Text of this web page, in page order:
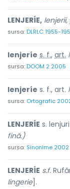
LENJERÍE, lenjerii,
sursa:DLRLC 1955-
lenjeríe s. f., art.
sursa:DOOM 2 2005
lenjeríe s. f., art.
sursa: Ortografic
LENJERÍE s.
fină.)
sursa: Sinonime 2002
LENJERÍE s.f.
lingerie].